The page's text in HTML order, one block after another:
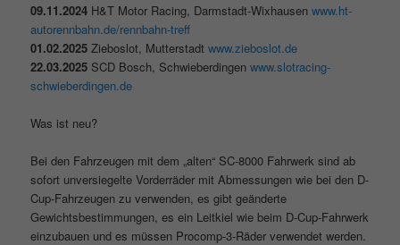
09.11.2024 H&T Motor Racing, Darmstadt-Wixhausenwww.ht-
autorennbahn.de/rennbahn-treff
01.02.2025 Zieboslot, Mutterstadtwww.zieboslot.de
22.03.2025 SCD Bosch, Schwieberdingenwww.slotracing-
schwieberdingen.de
Was ist neu?
Bei den Fahrzeugen mit dem „alten“ SC-8000 Fahrwerk sind ab
sofort unversiegelte Vorderräder mit Abmessungen wie bei den D-
Cup-Fahrzeugen zu verwenden, es gibt geänderte
Gewichtsbestimmungen, es ein Leitkiel wie beim D-Cup-Fahrwerk
einzubauen und es müssen Procomp-3-Räder verwendet werden.